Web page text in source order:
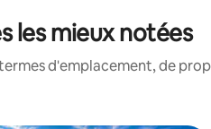
les mieux notées
d'emplacement, de